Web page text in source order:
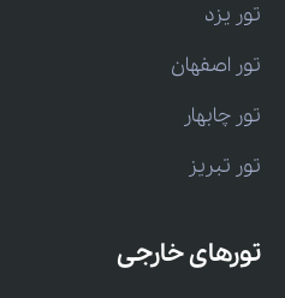
تور یزد
تور اصفهان
تور چابهار
تور تبریز
تورهای خارجی